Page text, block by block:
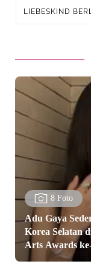
LIEBESKIND
8 Foto
Adu Gaya
Korea Selatan
Arts Awards
Young hingga